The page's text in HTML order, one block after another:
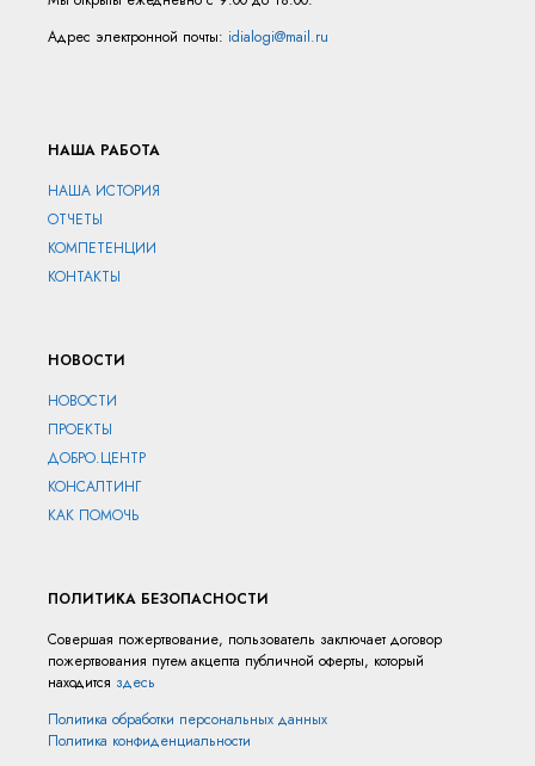
Адрес электронной почты: idialogi@mail.ru
НАША РАБОТА
НАША ИСТОРИЯ
ОТЧЕТЫ
КОМПЕТЕНЦИИ
КОНТАКТЫ
НОВОСТИ
НОВОСТИ
ПРОЕКТЫ
ДОБРО.ЦЕНТР
КОНСАЛТИНГ
КАК ПОМОЧЬ
ПОЛИТИКА БЕЗОПАСНОСТИ
Совершая пожертвование, пользователь заключает договор
пожертвования путем акцепта публичной оферты, который
находится здесь
Политика обработки персональных данных
Политика конфиденциальности